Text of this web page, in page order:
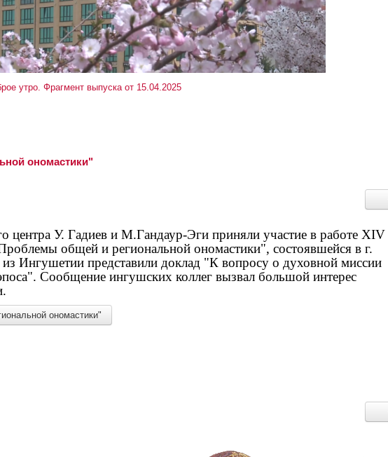
утро. Фрагмент выпуска от 15.04.2025
ономастики"
центра У. Гадиев и М.Гандаур-Эги приняли участие в работе XIV
общей и региональной ономастики", состоявшейся в г.
Ингушетии представили доклад "К вопросу о духовной миссии
Сообщение ингушских коллег вызвал большой интерес
ономастики"